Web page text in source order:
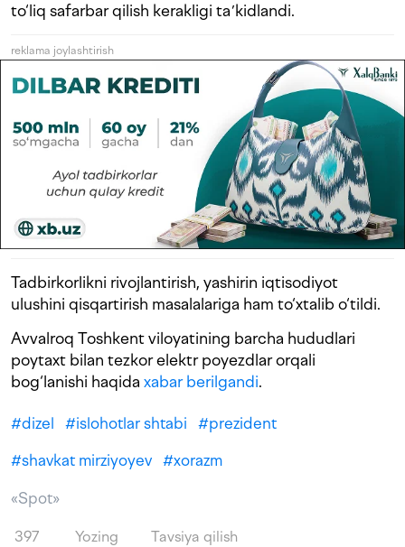
to‘liq safarbar qilish kerakligi taʼkidlandi.
reklama joylashtirish
Tadbirkorlikni rivojlantirish, yashirin iqtisodiyot
ulushini qisqartirish masalalariga ham to‘xtalib o‘tildi.
Avvalroq Toshkent viloyatining barcha hududlari
poytaxt bilan tezkor elektr poyezdlar orqali
bog‘lanishi haqida xabar berilgandi.
#dizel #islohotlar shtabi #prezident
#shavkat mirziyoyev #xorazm
«Spot»
397 Yozing Tavsiya qilish